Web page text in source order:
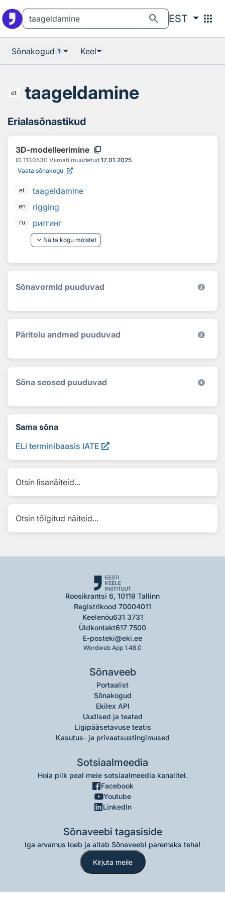
search EST apps
Sõnakogud 1 Keel
et taageldamine
Erialasõnastikud
3D-modelleerimine content_copy
ID 1130530 Viimati muudetud 17.01.2025
Vaata sõnakogu
et taageldamine
en rigging
ru
риггинг
keyboard_arrow_down Näita kogu mõistet
Sõnavormid puuduvad
Päritolu andmed puuduvad
Sõna seosed puuduvad
Sama sõna
ELi terminibaasis IATE
Otsin lisanäiteid...
Otsin tõlgitud näiteid...
Roosikrantsi 6, 10119 Tallinn
Registrikood 70004011
Keelenõu631 3731
Üldkontakt617 7500
E-posteki@eki.ee
Wordweb App 1.48.0
Sõnaveeb
Portaalist
Sõnakogud
Ekilex API
Uudised ja teated
Ligipääsetavuse teatis
Kasutus- ja privaatsustingimused
Sotsiaalmeedia
Hoia pilk peal meie sotsiaalmeedia kanalitel.
Facebook
Youtube
LinkedIn
Sõnaveebi tagasiside
Iga arvamus loeb ja aitab Sõnaveebi paremaks teha!
Kirjuta meile